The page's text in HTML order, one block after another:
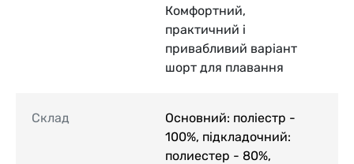
Комфортний,
практичний і
привабливий варіант
шорт для плавання
Склад
Основний: поліестр -
100%, підкладочний:
полиестер - 80%,